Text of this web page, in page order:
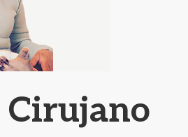
Cirujano